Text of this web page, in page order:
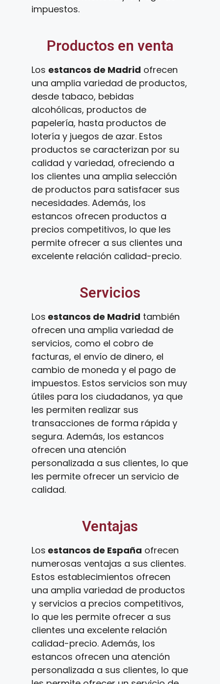
impuestos.
Productos en venta
Los estancos de Madrid ofrecen
una amplia variedad de productos,
desde tabaco, bebidas
alcohólicas, productos de
papelería, hasta productos de
lotería y juegos de azar. Estos
productos se caracterizan por su
calidad y variedad, ofreciendo a
los clientes una amplia selección
de productos para satisfacer sus
necesidades. Además, los
estancos ofrecen productos a
precios competitivos, lo que les
permite ofrecer a sus clientes una
excelente relación calidad-precio.
Servicios
Los estancos de Madrid también
ofrecen una amplia variedad de
servicios, como el cobro de
facturas, el envío de dinero, el
cambio de moneda y el pago de
impuestos. Estos servicios son muy
útiles para los ciudadanos, ya que
les permiten realizar sus
transacciones de forma rápida y
segura. Además, los estancos
ofrecen una atención
personalizada a sus clientes, lo que
les permite ofrecer un servicio de
calidad.
Ventajas
Los estancos de España ofrecen
numerosas ventajas a sus clientes.
Estos establecimientos ofrecen
una amplia variedad de productos
y servicios a precios competitivos,
lo que les permite ofrecer a sus
clientes una excelente relación
calidad-precio. Además, los
estancos ofrecen una atención
personalizada a sus clientes, lo que